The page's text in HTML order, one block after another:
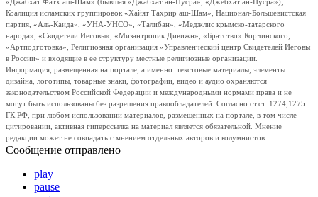
Коалиция исламских группировок «Хайят Тахрир аш-Шам», Национал-Большевистская
партия, «Аль-Каида», «УНА-УНСО», «Талибан», «Меджлис крымско-татарского
народа», «Свидетели Иеговы», «Мизантропик Дивижн», «Братство» Корчинского,
«Артподготовка», Религиозная организация «Управленческий центр Свидетелей Иеговы
в России» и входящие в ее структуру местные религиозные организации.
Информация, размещенная на портале, а именно: текстовые материалы, элементы
дизайна, логотипы, товарные знаки, фотографии, видео и аудио охраняются
законодательством Российской Федерации и международными нормами права и не
могут быть использованы без разрешения правообладателей. Согласно ст.ст. 1274,1275
ГК РФ, при любом использовании материалов, размещенных на портале, в том числе
цитировании, активная гиперссылка на материал является обязательной. Мнение
редакции может не совпадать с мнением отдельных авторов и колумнистов.
Сообщение отправлено
play
pause